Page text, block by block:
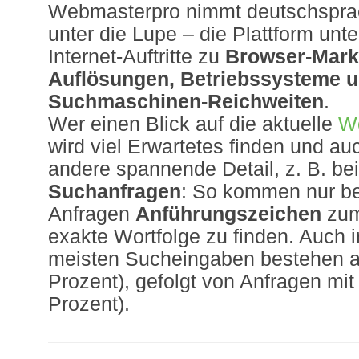
Webmasterpro nimmt
unter die Lupe – die Plattform
Internet-Auftritte zu Browser-
Auflösungen, Betriebssysteme
Suchmaschinen-Reichweiten.
Wer einen Blick auf die aktuelle
wird viel Erwartetes finden und
andere spannende Detail, z. B.
Suchanfragen: So kommen nur
Anfragen Anführungszeichen
exakte Wortfolge zu finden. Auch
meisten Sucheingaben bestehen
Prozent), gefolgt von Anfragen
Prozent).